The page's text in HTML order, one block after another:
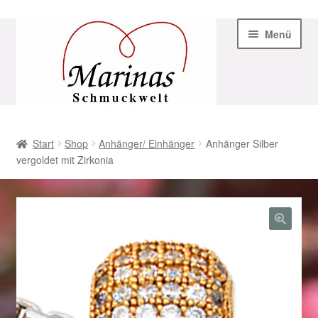
Navigation
Menü
AGB
Beispiel-Seite
Geschenke zu Ostern 2023
Geschenke zu Ostern 2024
Start Shop Anhänger/ Einhänger
Anhänger Silber
vergoldet mit Zirkonia